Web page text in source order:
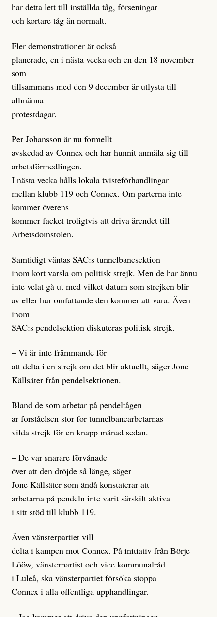
har detta lett till inställda tåg, förseningar
och kortare tåg än normalt.
Fler demonstrationer är också
planerade, en i nästa vecka och en den 18 november
som
tillsammans med den 9 december är utlysta till
allmänna
protestdagar.
Per Johansson är nu formellt
avskedad av Connex och har hunnit anmäla sig till
arbetsförmedlingen.
I nästa vecka hålls lokala tvisteförhandlingar
mellan klubb 119 och Connex. Om parterna inte
kommer överens
kommer facket troligtvis att driva ärendet till
Arbetsdomstolen.
Samtidigt väntas SAC:s tunnelbanesektion
inom kort varsla om politisk strejk. Men de har ännu
inte velat gå ut med vilket datum som strejken blir
av eller hur omfattande den kommer att vara. Även
inom
SAC:s pendelsektion diskuteras politisk strejk.
– Vi är inte främmande för
att delta i en strejk om det blir aktuellt, säger Jone
Källsäter från pendelsektionen.
Bland de som arbetar på pendeltågen
är förståelsen stor för tunnelbanearbetarnas
vilda strejk för en knapp månad sedan.
– De var snarare förvånade
över att den dröjde så länge, säger
Jone Källsäter som ändå konstaterar att
arbetarna på pendeln inte varit särskilt aktiva
i sitt stöd till klubb 119.
Även vänsterpartiet vill
delta i kampen mot Connex. På initiativ från Börje
Lööw, vänsterpartist och vice kommunalråd
i Luleå, ska vänsterpartiet försöka stoppa
Connex i alla offentliga upphandlingar.